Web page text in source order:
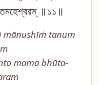
॥১১॥
tanum
mama bhūta-